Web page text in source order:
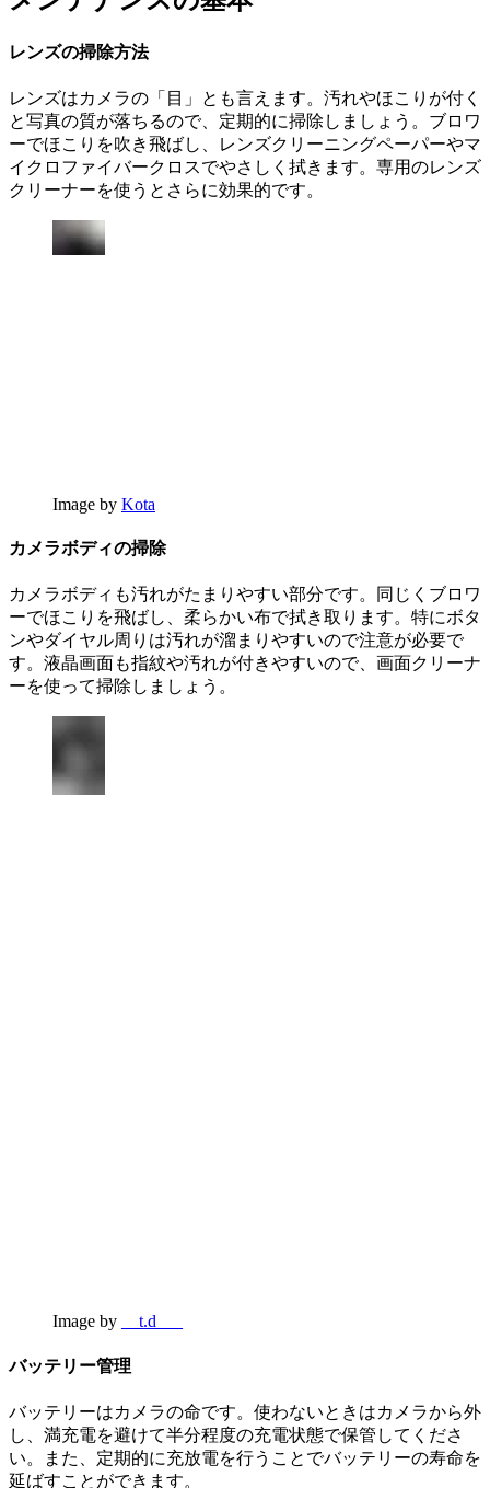
レンズの掃除方法
レンズはカメラの「目」とも言えます。汚れやほこりが付く
と写真の質が落ちるので、定期的に掃除しましょう。ブロワ
ーでほこりを吹き飛ばし、レンズクリーニングペーパーやマ
イクロファイバークロスでやさしく拭きます。専用のレンズ
クリーナーを使うとさらに効果的です。
Image by Kota
カメラボディの掃除
カメラボディも汚れがたまりやすい部分です。同じくブロワ
ーでほこりを飛ばし、柔らかい布で拭き取ります。特にボタ
ンやダイヤル周りは汚れが溜まりやすいので注意が必要で
す。液晶画面も指紋や汚れが付きやすいので、画面クリーナ
ーを使って掃除しましょう。
Image by __t.d___
バッテリー管理
バッテリーはカメラの命です。使わないときはカメラから外
し、満充電を避けて半分程度の充電状態で保管してくださ
い。また、定期的に充放電を行うことでバッテリーの寿命を
延ばすことができます。